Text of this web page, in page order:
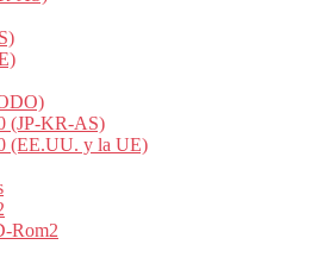
(JP-KR-AS)
(EE.UU. y la UE)
Rom2